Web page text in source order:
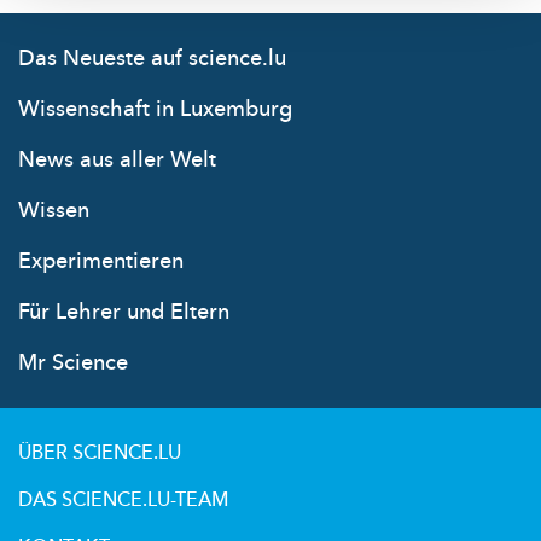
Das Neueste auf science.lu
Wissenschaft in Luxemburg
News aus aller Welt
Wissen
Experimentieren
Für Lehrer und Eltern
Mr Science
ÜBER SCIENCE.LU
DAS SCIENCE.LU-TEAM